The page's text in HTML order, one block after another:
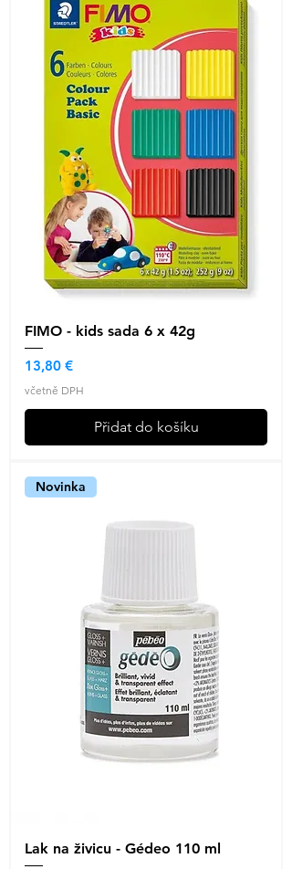
FIMO - kids sada 6 x 42g
Cena
13,80 €
včetně DPH
Přidat do košíku
Novinka
Lak na živicu - Gédeo 110 ml